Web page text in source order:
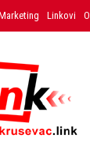
Linkovi